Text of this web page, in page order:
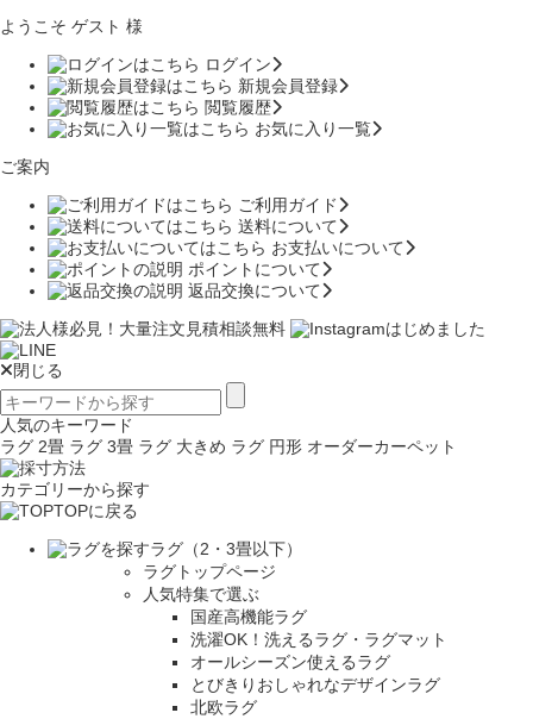
ようこそ ゲスト 様
ログイン
新規会員登録
閲覧履歴
お気に入り一覧
ご案内
ご利用ガイド
送料について
お支払いについて
ポイントについて
返品交換について
閉じる
人気のキーワード
ラグ 2畳 ラグ 3畳 ラグ 大きめ ラグ 円形 オーダーカーペット
カテゴリーから探す
TOPに戻る
ラグ（2・3畳以下）
ラグトップページ
人気特集で選ぶ
国産高機能ラグ
洗濯OK！洗えるラグ・ラグマット
オールシーズン使えるラグ
とびきりおしゃれなデザインラグ
北欧ラグ